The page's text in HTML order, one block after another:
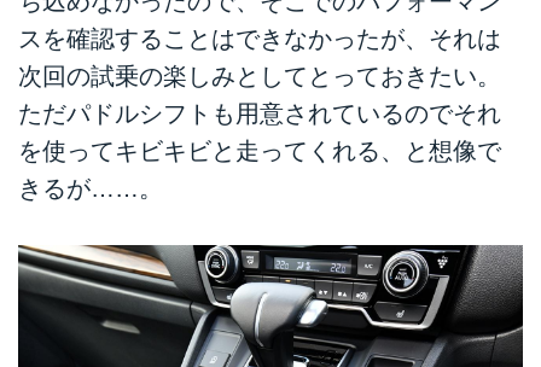
スを確認することはできなかったが、それは
次回の試乗の楽しみとしてとっておきたい。
ただパドルシフトも用意されているのでそれ
を使ってキビキビと走ってくれる、と想像で
きるが……。